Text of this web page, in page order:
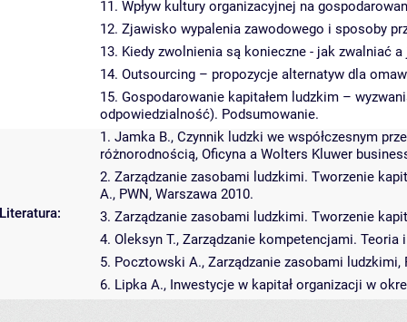
11. Wpływ kultury organizacyjnej na
12. Zjawisko wypalenia zawodowego i sposoby
13. Kiedy zwolnienia są konieczne - jak zwalniać
14. Outsourcing – propozycje alternatyw dla
15. Gospodarowanie kapitałem ludzkim –
odpowiedzialność). Podsumowanie.
Literatura:
1. Jamka B., Czynnik ludzki we współczesnym
różnorodnością, Oficyna a Wolters Kluwer
2. Zarządzanie zasobami ludzkimi. Tworzenie
A., PWN, Warszawa 2010.
3. Zarządzanie zasobami ludzkimi. Tworzenie
4. Oleksyn T., Zarządzanie kompetencjami.
5. Pocztowski A., Zarządzanie zasobami ludzkimi,
6. Lipka A., Inwestycje w kapitał organizacji w